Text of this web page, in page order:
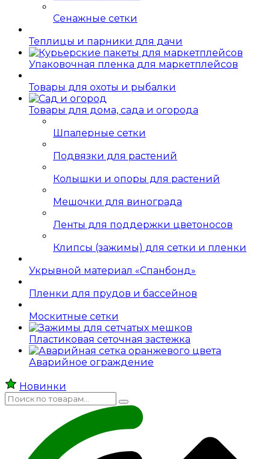
Сенажные сетки
Теплицы и парники для дачи
Упаковочная пленка для маркетплейсов
Товары для охоты и рыбалки
Товары для дома, сада и огорода
Шпалерные сетки
Подвязки для растений
Колышки и опоры для растений
Мешочки для винограда
Ленты для поддержки цветоносов
Клипсы (зажимы) для сетки и пленки
Укрывной материал «Спанбонд»
Пленки для прудов и бассейнов
Москитные сетки
Пластиковая сеточная застежка
Аварийное ограждение
Новинки